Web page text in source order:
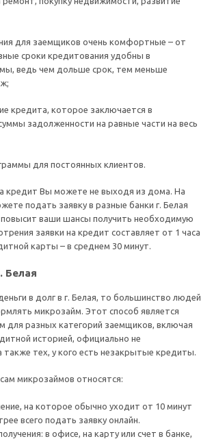
для заемщиков очень комфортные – от
сроки кредитования удобны в
ведь чем дольше срок, тем меньше
кредита, которое заключается в
задолженности на равные части на весь
для постоянных клиентов.
кредит Вы можете не выходя из дома. На
подать заявку в разные банки г. Белая
ваши шансы получить необходимую
заявки на кредит составляет от 1 часа
карты – в среднем 30 минут.
Белая
в долг в г. Белая, то большинство людей
микрозайм. Этот способ является
для разных категорий заемщиков, включая
историей, официально не
также тех, у кого есть незакрытые кредиты.
микрозаймов относятся:
на которое обычно уходит от 10 минут
всего подать заявку онлайн.
в офисе, на карту или счет в банке,